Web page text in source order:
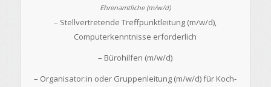
– Stellvertretende Treffpunktleitung (m/w/d),
Computerkenntnisse erforderlich
– Bürohilfen (m/w/d)
– Organisator:in oder Gruppenleitung (m/w/d) für Koch-